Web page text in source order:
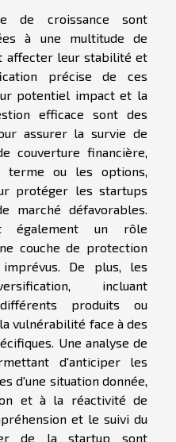
de croissance sont
à une multitude de
affecter leur stabilité et
précise de ces
potentiel impact et la
efficace sont des
assurer la survie de
couverture financière,
ou les options,
protéger les startups
marché défavorables.
également un rôle
couche de protection
De plus, les
incluant
produits ou
vulnérabilité face à des
Une analyse de
d'anticiper les
d'une situation donnée,
et à la réactivité de
et le suivi du
de la startup sont